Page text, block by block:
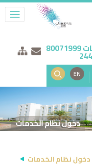
EN
دخول نظام الخدمات
دخول نظام الخدمات